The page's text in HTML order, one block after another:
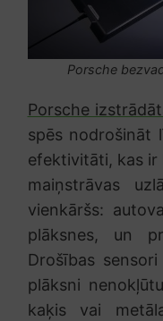
Porsche
Porsche
spēs nodrošināt
efektivitāti, kas
maiņstrāvas
vienkāršs:
plāksnes, un
Drošības
plāksni
kaķis vai